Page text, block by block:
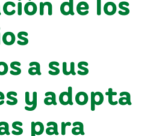
a sus
y adopta
para